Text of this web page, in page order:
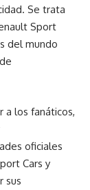
Se trata
Sport
del mundo
a los fanáticos,
oficiales
Cars y
sus